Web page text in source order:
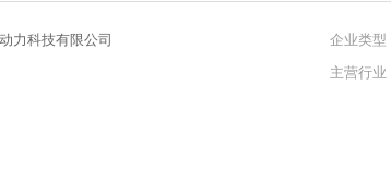
力科技有限公司 企业类型
主营行业